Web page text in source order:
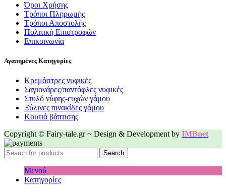
Όροι Χρήσης
Τρόποι Πληρωμής
Τρόποι Αποστολής
Πολιτική Επιστροφών
Επικοινωνία
Αγαπημένες Κατηγορίες
Κρεμάστρες νυφικές
Σαγιονάρες/παντόφλες νυφικές
Στυλό νύφης-ευχών γάμου
Ξύλινες πινακίδες γάμου
Κουτιά βάπτισης
Copyright © Fairy-tale.gr ~ Design & Development by IMBnet
Search
Μενού
Κατηγορίες